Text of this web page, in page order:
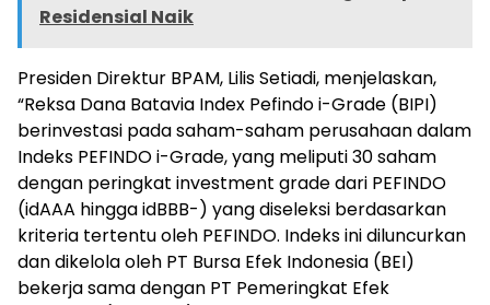
Residensial Naik
Presiden Direktur BPAM, Lilis Setiadi, menjelaskan,
“Reksa Dana Batavia Index Pefindo i-Grade (BIPI)
berinvestasi pada saham-saham perusahaan dalam
Indeks PEFINDO i-Grade, yang meliputi 30 saham
dengan peringkat investment grade dari PEFINDO
(idAAA hingga idBBB-) yang diseleksi berdasarkan
kriteria tertentu oleh PEFINDO. Indeks ini diluncurkan
dan dikelola oleh PT Bursa Efek Indonesia (BEI)
bekerja sama dengan PT Pemeringkat Efek